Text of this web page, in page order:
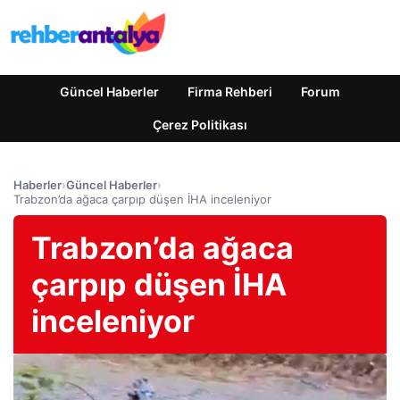
Güncel Haberler Firma Rehberi Forum
Çerez Politikası
Haberler›Güncel Haberler›
Trabzon’da ağaca çarpıp düşen İHA inceleniyor
Trabzon’da ağaca
çarpıp düşen İHA
inceleniyor